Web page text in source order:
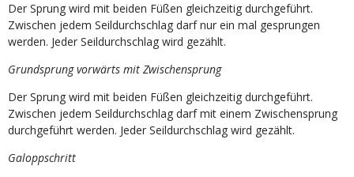
Der Sprung wird mit beiden Füßen gleichzeitig durchgeführt.
Zwischen jedem Seildurchschlag darf nur ein mal gesprungen
werden. Jeder Seildurchschlag wird gezählt.
Grundsprung vorwärts mit Zwischensprung
Der Sprung wird mit beiden Füßen gleichzeitig durchgeführt.
Zwischen jedem Seildurchschlag darf mit einem Zwischensprung
durchgeführt werden. Jeder Seildurchschlag wird gezählt.
Galoppschritt